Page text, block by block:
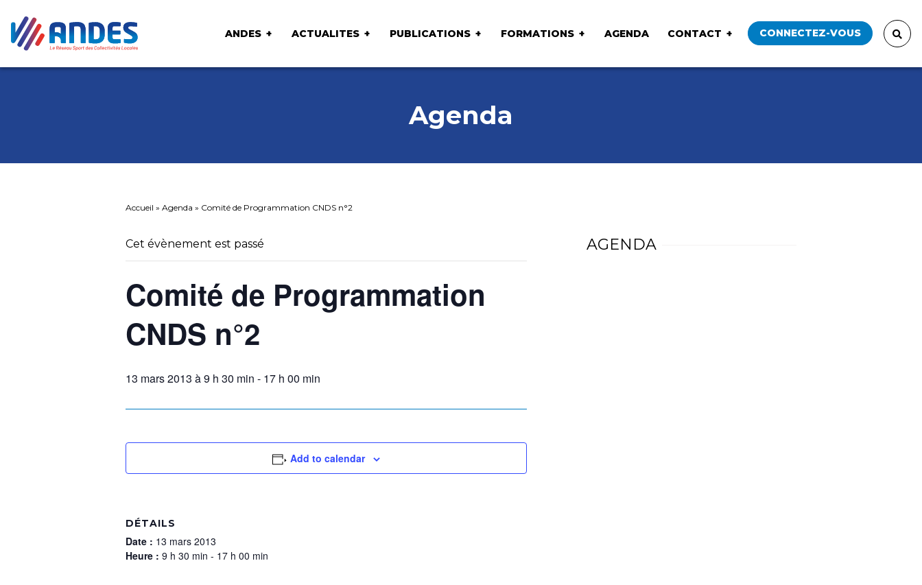
ANDES ACTUALITES PUBLICATIONS FORMATIONS AGENDA CONTACT CONNECTEZ-VOUS
Agenda
Accueil » Agenda » Comité de Programmation CNDS n°2
Cet évènement est passé
Comité de Programmation
CNDS n°2
13 mars 2013 à 9 h 30 min - 17 h 00 min
Add to calendar
DÉTAILS
Date : 13 mars 2013
Heure : 9 h 30 min - 17 h 00 min
AGENDA